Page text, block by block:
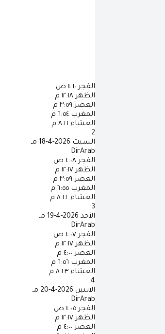
الفجر ٤:١٠ ص
الظهر ١٢:١٨ م
العصر ٣:٥٩ م
المغرب ٦:٥٤ م
العشاء ٨:٢١ م
2
السبت 2026-4-18 مـ
DirArab
الفجر ٤:٠٨ ص
الظهر ١٢:١٧ م
العصر ٣:٥٩ م
المغرب ٦:٥٥ م
العشاء ٨:٢٢ م
3
الأحد 2026-4-19 مـ
DirArab
الفجر ٤:٠٧ ص
الظهر ١٢:١٧ م
العصر ٤:٠٠ م
المغرب ٦:٥٦ م
العشاء ٨:٢٣ م
4
الاثنين 2026-4-20 مـ
DirArab
الفجر ٤:٠٥ ص
الظهر ١٢:١٧ م
العصر ٤:٠٠ م